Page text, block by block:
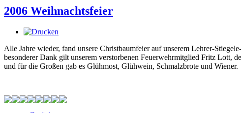
2006 Weihnachtsfeier
Alle Jahre wieder, fand unsere Christbaumfeier auf unserem Lehrer-
besonderer Dank gilt unserem verstorbenen Feuerwehrmitglied Fritz Lott,
und für die Großen gab es Glühmost, Glühwein, Schmalzbrote und Wiener.